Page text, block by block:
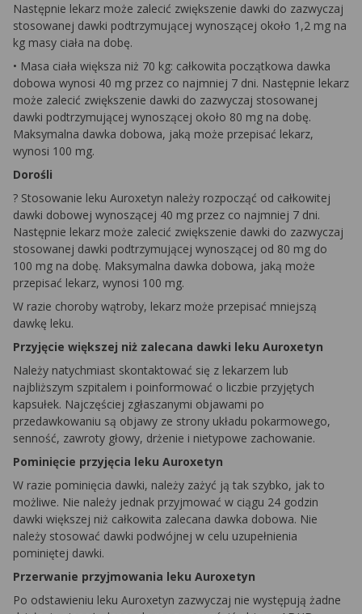
Następnie lekarz może zalecić zwiększenie dawki do zazwyczaj
stosowanej dawki podtrzymującej wynoszącej około 1,2 mg na
kg masy ciała na dobę.
• Masa ciała większa niż 70 kg: całkowita początkowa dawka
dobowa wynosi 40 mg przez co najmniej 7 dni. Następnie lekarz
może zalecić zwiększenie dawki do zazwyczaj stosowanej
dawki podtrzymującej wynoszącej około 80 mg na dobę.
Maksymalna dawka dobowa, jaką może przepisać lekarz,
wynosi 100 mg.
Dorośli
? Stosowanie leku Auroxetyn należy rozpocząć od całkowitej
dawki dobowej wynoszącej 40 mg przez co najmniej 7 dni.
Następnie lekarz może zalecić zwiększenie dawki do zazwyczaj
stosowanej dawki podtrzymującej wynoszącej od 80 mg do
100 mg na dobę. Maksymalna dawka dobowa, jaką może
przepisać lekarz, wynosi 100 mg.
W razie choroby wątroby, lekarz może przepisać mniejszą
dawkę leku.
Przyjęcie większej niż zalecana dawki leku Auroxetyn
Należy natychmiast skontaktować się z lekarzem lub
najbliższym szpitalem i poinformować o liczbie przyjętych
kapsułek. Najczęściej zgłaszanymi objawami po
przedawkowaniu są objawy ze strony układu pokarmowego,
senność, zawroty głowy, drżenie i nietypowe zachowanie.
Pominięcie przyjęcia leku Auroxetyn
W razie pominięcia dawki, należy zażyć ją tak szybko, jak to
możliwe. Nie należy jednak przyjmować w ciągu 24 godzin
dawki większej niż całkowita zalecana dawka dobowa. Nie
należy stosować dawki podwójnej w celu uzupełnienia
pominiętej dawki.
Przerwanie przyjmowania leku Auroxetyn
Po odstawieniu leku Auroxetyn zazwyczaj nie występują żadne